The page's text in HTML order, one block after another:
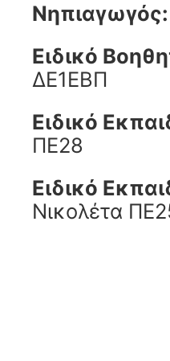
Νηπιαγωγός:
Ειδικό
ΔΕ1ΕΒΠ
Ειδικό
ΠΕ28
Ειδικό
Νικολέτα